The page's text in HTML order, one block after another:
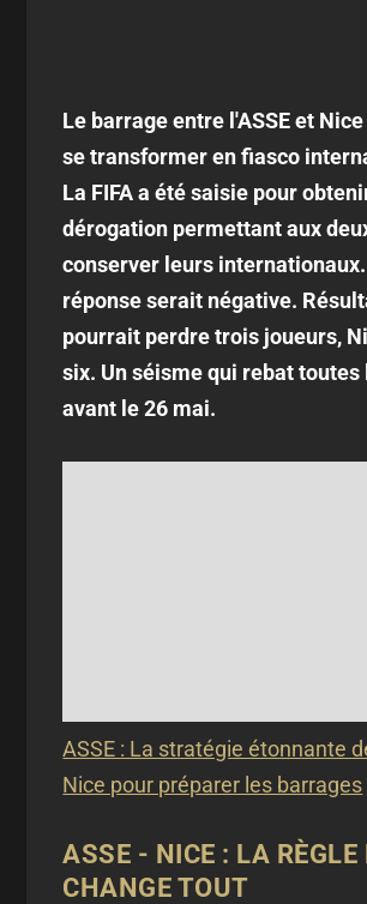
Le barrage entre l'ASSE et
se transformer en fiasco
La FIFA a été saisie pour
dérogation permettant aux
conserver leurs
réponse serait négative.
pourrait perdre trois joueurs,
six. Un séisme qui rebat toutes
avant le 26 mai.
ASSE : La stratégie étonnante
Nice pour préparer les barrages
ASSE - NICE : LA RÈGLE
CHANGE TOUT